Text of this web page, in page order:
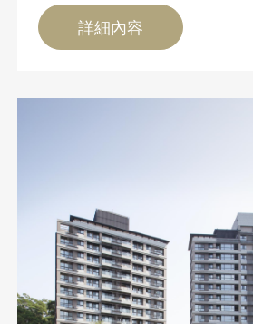
詳細內容